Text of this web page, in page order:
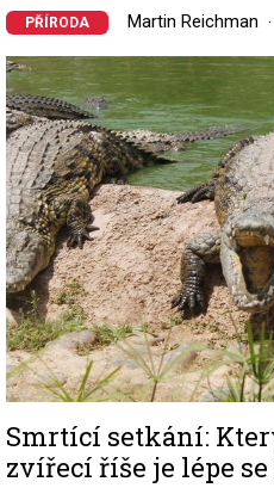
PŘÍRODA Martin Reichman
Image
Smrtící setkání:
zvířecí říše je lépe